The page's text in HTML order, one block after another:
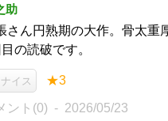
助
さん円熟期の大作。骨太重
の読破です。
ナイス ★3
ント(0) 2026/05/23